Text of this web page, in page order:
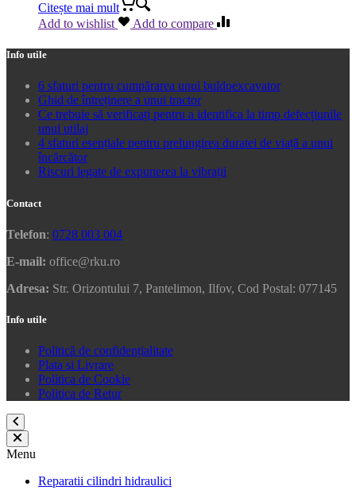
Citește mai mult
Add to wishlist
Add to compare
Info utile
6 sfaturi pentru cumpărarea unui buldoexcavator
Ghid de întreținere a unui tractor
Ce trebuie să verificați pentru a identifica la timp defecțiunile
unui utilaj
4 sfaturi esențiale pentru prelungirea duratei de viață a unui
încărcător
Riscuri legate de expunerea la vibrații
Contact
Telefon: 0728 003 004
E-mail: office@rku.ro
Adresa: Str. Orizontului 7, Pantelimon, Ilfov, Cod Postal: 077145
Info utile
Politică de confidențialitate
Plata si Livrare
Politica de Cookie
Politica de Retur
Menu
Reparatii cilindri hidraulici